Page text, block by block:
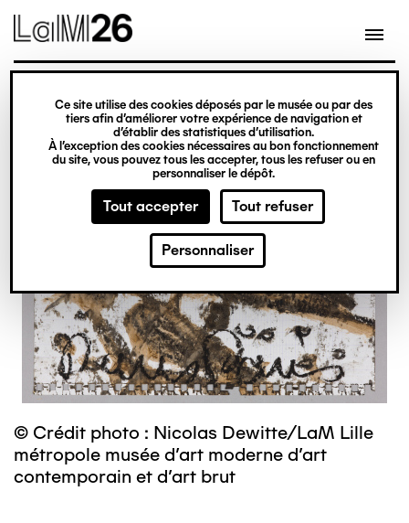
Gestion des cookies
Ce site utilise des cookies déposés par le musée ou par des
tiers afin d’améliorer votre expérience de navigation et
d’établir des statistiques d’utilisation.
À l’exception des cookies nécessaires au bon fonctionnement
du site, vous pouvez tous les accepter, tous les refuser ou en
personnaliser le dépôt.
Tout accepter Tout refuser
Personnaliser
contenu
© Crédit photo : Nicolas Dewitte/LaM Lille
métropole musée d’art moderne d’art
contemporain et d’art brut